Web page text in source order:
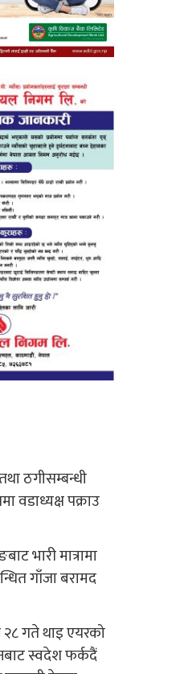
ठगीसम्बन्धी
वडाध्यक्ष पक्राउ
भारी मात्रामा
गाँजा बरामद
गते थाइ एयरको
स्वदेश फर्कदैं